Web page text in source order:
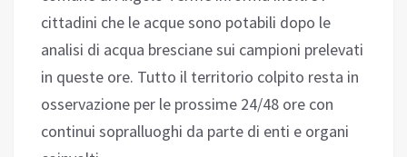
cittadini che le acque sono potabili dopo le
analisi di acqua bresciane sui campioni prelevati
in queste ore. Tutto il territorio colpito resta in
osservazione per le prossime 24/48 ore con
continui sopralluoghi da parte di enti e organi